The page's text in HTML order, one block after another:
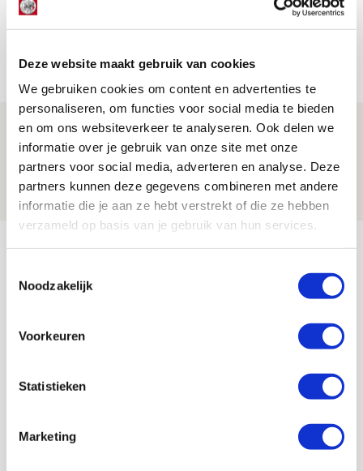
Deze website maakt gebruik van cookies
We gebruiken cookies om content en advertenties te
personaliseren, om functies voor social media te bieden
en om ons websiteverkeer te analyseren. Ook delen we
informatie over je gebruik van onze site met onze
partners voor social media, adverteren en analyse. Deze
partners kunnen deze gegevens combineren met andere
informatie die je aan ze hebt verstrekt of die ze hebben
verzameld op basis van je gebruik van hun services.
Noodzakelijk
Voorkeuren
Statistieken
Marketing
Míchels elf: met welke formatie begin
jij aan nieuw eredivisieseizoen?
08 AUGUSTUS 2026 - 11:34
Spelen bij Jong Ajax of Ajax 1? Dat
maakt Abdalla ‘geen reet’ uit
08 AUGUSTUS 2026 - 10:04
AUG
11